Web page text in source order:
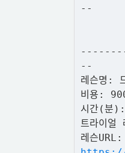
--
--
레슨명:
비용:
시간(분
트라이얼
레슨URL: